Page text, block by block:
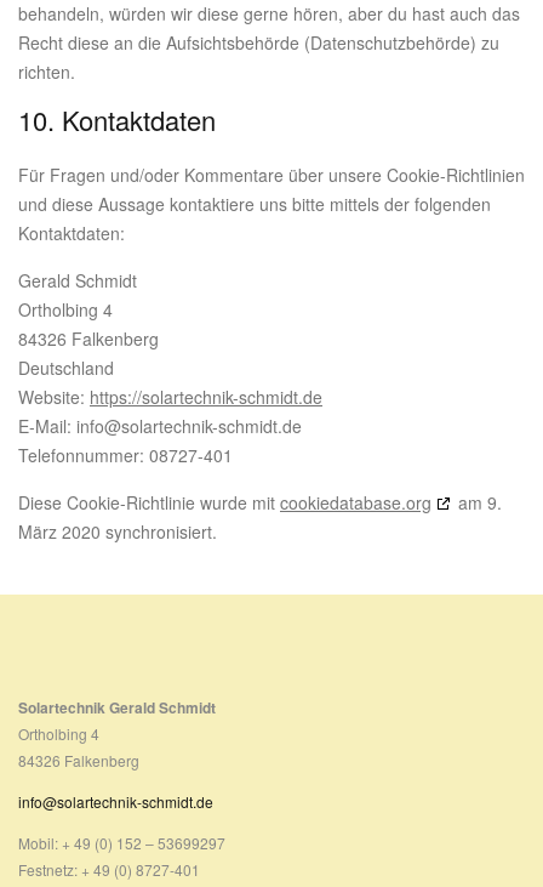
behandeln, würden wir diese gerne hören, aber du hast auch das
Recht diese an die Aufsichtsbehörde (Datenschutzbehörde) zu
richten.
10. Kontaktdaten
Für Fragen und/oder Kommentare über unsere Cookie-Richtlinien
und diese Aussage kontaktiere uns bitte mittels der folgenden
Kontaktdaten:
Gerald Schmidt
Ortholbing 4
84326 Falkenberg
Deutschland
Website: https://solartechnik-schmidt.de
E-Mail: info@solartechnik-schmidt.de
Telefonnummer: 08727-401
Diese Cookie-Richtlinie wurde mit cookiedatabase.org
am 9.
März 2020 synchronisiert.
Solartechnik Gerald Schmidt
Ortholbing 4
84326 Falkenberg
info@solartechnik-schmidt.de
Mobil: + 49 (0) 152 – 53699297
Festnetz: + 49 (0) 8727-401